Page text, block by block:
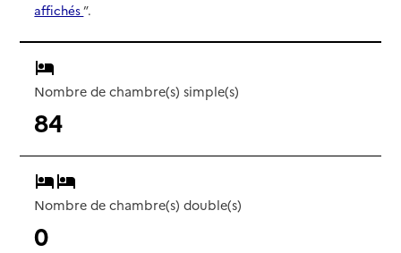
affichés”.
Nombre de chambre(s) simple(s)
84
Nombre de chambre(s) double(s)
0